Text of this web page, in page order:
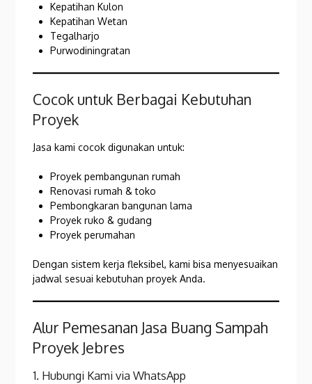
Kepatihan Kulon
Kepatihan Wetan
Tegalharjo
Purwodiningratan
Cocok untuk Berbagai Kebutuhan
Proyek
Jasa kami cocok digunakan untuk:
Proyek pembangunan rumah
Renovasi rumah & toko
Pembongkaran bangunan lama
Proyek ruko & gudang
Proyek perumahan
Dengan sistem kerja fleksibel, kami bisa menyesuaikan
jadwal sesuai kebutuhan proyek Anda.
Alur Pemesanan Jasa Buang Sampah
Proyek Jebres
1. Hubungi Kami via WhatsApp